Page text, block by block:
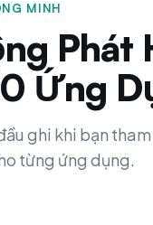
MINH
Phát
Ứng
ghi khi bạn
từng ứng dụng.